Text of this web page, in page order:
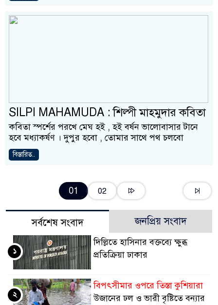
SILPI MAHAMUDA : শিল্পী মাহমুদার কবিতা
কবিতা স্পর্শের পরখে মেঘ হই , হই বর্ষন ভালোবাসার টানে
হবে মধ্যাকর্ষণ । দুপুর হবো , তোমার সাথে পথ চলবো
বিস্তারিত..
01 02
সর্বশেষ সংবাদ জনপ্রিয় সংবাদ
দিল্লিতে হাসিনার বক্তব্যে ক্ষুব্ধ
প্রতিক্রিয়া ঢাকার
১
বিপৎসীমার ওপরে তিস্তা কুশিয়ারা
উজানের ঢল ও ভারী বৃষ্টিতে বন্যার
২